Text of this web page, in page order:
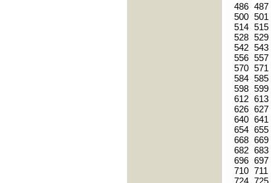
486 487
500 501
514 515
528 529
542 543
556 557
570 571
584 585
598 599
612 613
626 627
640 641
654 655
668 669
682 683
696 697
710 711
724 725